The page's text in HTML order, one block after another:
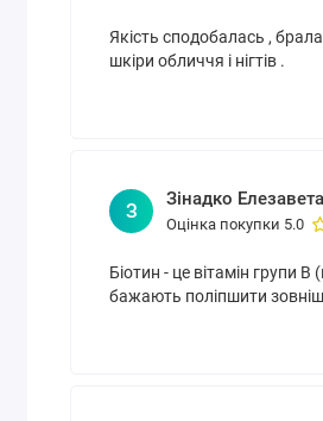
Якість сподобалась ,
шкіри обличчя і нігтів .
З
Зінадко Елезавета
Оцінка покупки 5.0
Біотин - це вітамін групи
бажають поліпшити